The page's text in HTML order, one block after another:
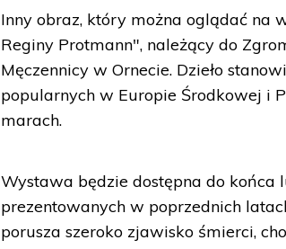
Inny obraz, który można oglądać na
Reginy Protmann", należący do
Męczennicy w Ornecie. Dzieło
popularnych w Europie Środkowej i
marach.
Wystawa będzie dostępna do końca
prezentowanych w poprzednich
porusza szeroko zjawisko śmierci,